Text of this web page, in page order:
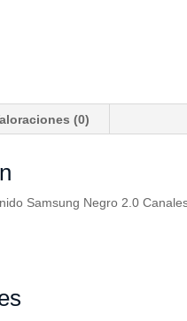
(0)
Samsung Negro 2.0